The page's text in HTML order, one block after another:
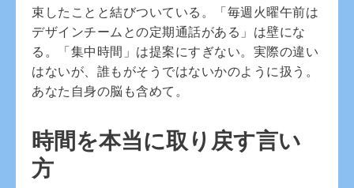
束したことと結びついている。「毎週火曜午前は
デザインチームとの定期通話がある」は壁にな
る。「集中時間」は提案にすぎない。実際の違い
はないが、誰もがそうではないかのように扱う。
あなた自身の脳も含めて。
時間を本当に取り戻す言い
方